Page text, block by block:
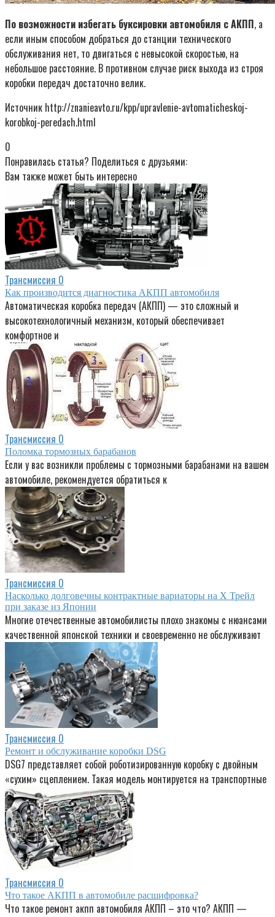
По возможности избегать буксировки автомобиля с АКПП, а
если иным способом добраться до станции технического
обслуживания нет, то двигаться с невысокой скоростью, на
небольшое расстояние. В противном случае риск выхода из строя
коробки передач достаточно велик.
Источник http://znanieavto.ru/kpp/upravlenie-avtomaticheskoj-
korobkoj-peredach.html
0
Понравилась статья? Поделиться с друзьями:
Вам также может быть интересно
Трансмиссия 0
Как производится диагностика АКПП автомобиля
Автоматическая коробка передач (АКПП) — это сложный и
высокотехнологичный механизм, который обеспечивает
комфортное и
Трансмиссия 0
Поломка тормозных барабанов
Если у вас возникли проблемы с тормозными барабанами на вашем
автомобиле, рекомендуется обратиться к
Трансмиссия 0
Насколько долговечны контрактные вариаторы на Х Трейл
при заказе из Японии
Многие отечественные автомобилисты плохо знакомы с нюансами
качественной японской техники и своевременно не обслуживают
Трансмиссия 0
Ремонт и обслуживание коробки DSG
DSG7 представляет собой роботизированную коробку с двойным
«сухим» сцеплением. Такая модель монтируется на транспортные
Трансмиссия 0
Что такое АКПП в автомобиле расшифровка?
Что такое ремонт акпп автомобиля АКПП – это что? АКПП —